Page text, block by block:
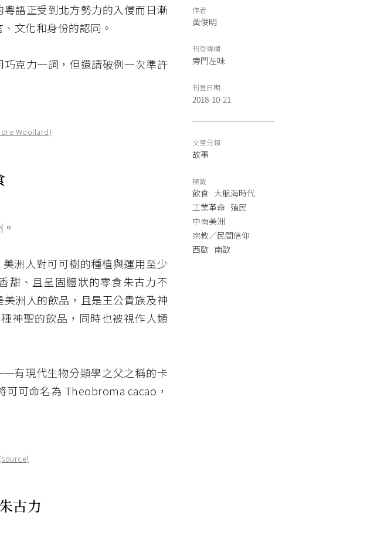
語正受到北方勢力的入侵而日漸
文化和身份的認同。
克力一詞，但還請破例一次準許
Woollard)
洲人對可可樹的種植與運用至少
甜、且呈固體狀的零食朱古力不
洲人的飲品，且是王公貴族及神
神聖的飲品，同時也被視作人類
有現代生物分類學之父之稱的卡
可可命名為 Theobroma cacao ，
(source)
古力
作者
黃俊明
刊登專欄
旁門左味
刊登日期
2018-10-21
文章分類
故事
標籤
飲食 大航海時代
工業革命 殖民
中南美洲
宗教／民間信仰
西歐 南歐